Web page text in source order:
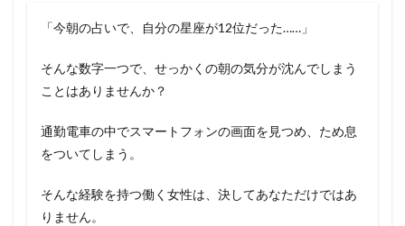
「今朝の占いで、自分の星座が12位だった……」
そんな数字一つで、せっかくの朝の気分が沈んでしまう
ことはありませんか？
通勤電車の中でスマートフォンの画面を見つめ、ため息
をついてしまう。
そんな経験を持つ働く女性は、決してあなただけではあ
りません。